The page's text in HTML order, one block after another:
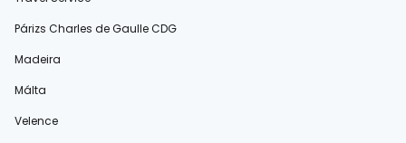
Párizs Charles de Gaulle CDG
Madeira
Málta
Velence